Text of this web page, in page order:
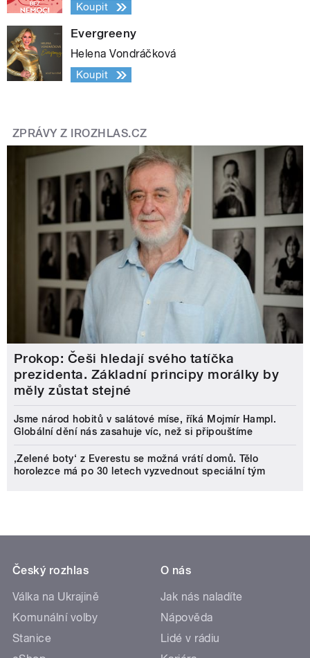
Koupit
Evergreeny
Helena Vondráčková
Koupit
ZPRÁVY Z IROZHLAS.CZ
Prokop: Češi hledají svého tatíčka
prezidenta. Základní principy morálky by
měly zůstat stejné
Jsme národ hobitů v salátové míse, říká Mojmír Hampl.
Globální dění nás zasahuje víc, než si připouštíme
‚Zelené boty‘ z Everestu se možná vrátí domů. Tělo
horolezce má po 30 letech vyzvednout speciální tým
Český rozhlas
Válka na Ukrajině
Komunální volby
Stanice
O nás
Jak nás naladíte
Nápověda
Lidé v rádiu